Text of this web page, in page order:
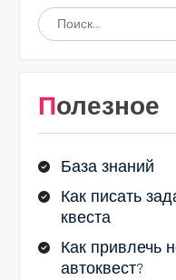
Найти:
Полезное
База знаний
Как писать
квеста
Как привлечь
автоквест?